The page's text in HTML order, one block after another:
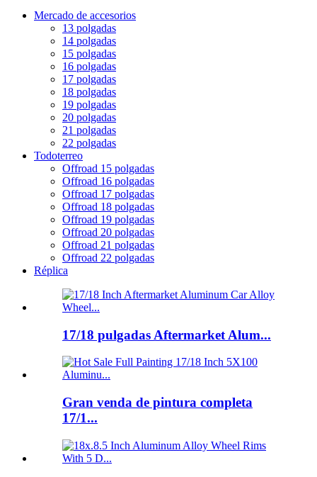
Mercado de accesorios
13 polgadas
14 polgadas
15 polgadas
16 polgadas
17 polgadas
18 polgadas
19 polgadas
20 polgadas
21 polgadas
22 polgadas
Todoterreo
Offroad 15 polgadas
Offroad 16 polgadas
Offroad 17 polgadas
Offroad 18 polgadas
Offroad 19 polgadas
Offroad 20 polgadas
Offroad 21 polgadas
Offroad 22 polgadas
Réplica
17/18 pulgadas Aftermarket Alum...
Gran venda de pintura completa
17/1...